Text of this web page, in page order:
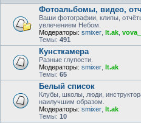
Фотоальбомы, видео,
Ваши фотографии, клипы,
увлечением Небом.
Модераторы: smixer lt.ak
Темы: 491
Кунсткамера
Разные глупости.
Модераторы: smixer lt.ak
Темы: 65
Белый список
Клубы, школы, люди,
наилучшим образом.
Модераторы: smixer lt.ak
Темы: 10